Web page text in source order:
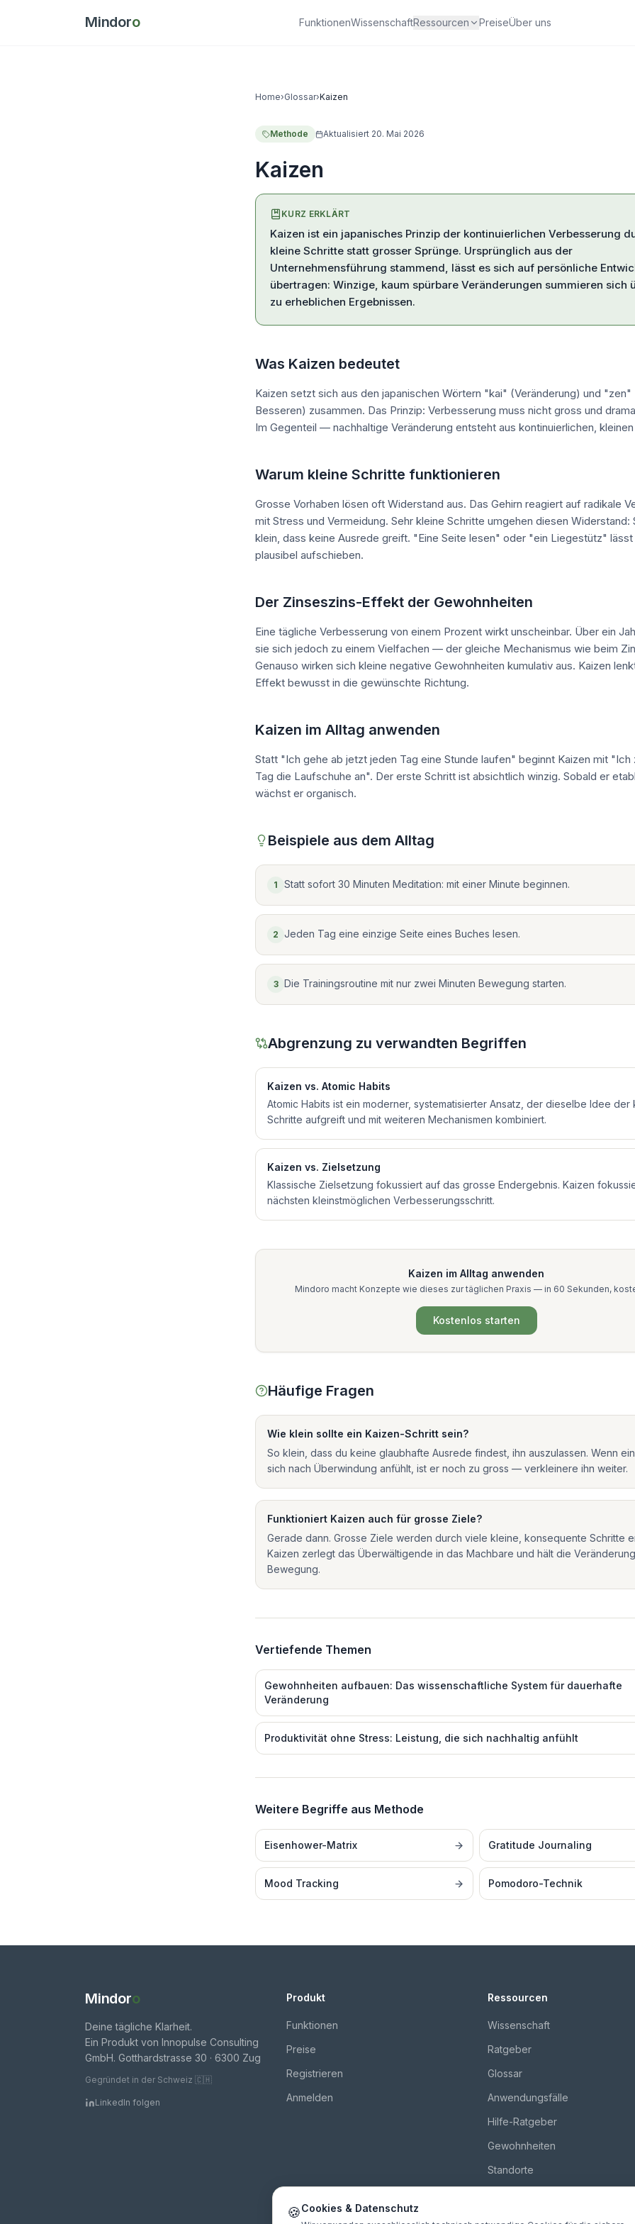
Mindoro FunktionenWissenschaftRessourcen PreiseÜber uns
Home›Glossar›Kaizen
Methode Aktualisiert 20. Mai 2026
Kaizen
KURZ ERKLÄRT
Kaizen ist ein japanisches Prinzip der kontinuierlichen Verbesserung
kleine Schritte statt grosser Sprünge. Ursprünglich aus der
Unternehmensführung stammend, lässt es sich auf persönliche
übertragen: Winzige, kaum spürbare Veränderungen summieren sich
zu erheblichen Ergebnissen.
Was Kaizen bedeutet
Kaizen setzt sich aus den japanischen Wörtern "kai" (Veränderung) und "zen"
Besseren) zusammen. Das Prinzip: Verbesserung muss nicht gross und
Im Gegenteil — nachhaltige Veränderung entsteht aus kontinuierlichen,
Warum kleine Schritte funktionieren
Grosse Vorhaben lösen oft Widerstand aus. Das Gehirn reagiert auf radikale
mit Stress und Vermeidung. Sehr kleine Schritte umgehen diesen Widerstand:
klein, dass keine Ausrede greift. "Eine Seite lesen" oder "ein Liegestütz"
plausibel aufschieben.
Der Zinseszins-Effekt der Gewohnheiten
Eine tägliche Verbesserung von einem Prozent wirkt unscheinbar. Über ein
sie sich jedoch zu einem Vielfachen — der gleiche Mechanismus wie beim
Genauso wirken sich kleine negative Gewohnheiten kumulativ aus. Kaizen
Effekt bewusst in die gewünschte Richtung.
Kaizen im Alltag anwenden
Statt "Ich gehe ab jetzt jeden Tag eine Stunde laufen" beginnt Kaizen mit "Ich
Tag die Laufschuhe an". Der erste Schritt ist absichtlich winzig. Sobald er
wächst er organisch.
Beispiele aus dem Alltag
1 Statt sofort 30 Minuten Meditation: mit einer Minute beginnen.
2 Jeden Tag eine einzige Seite eines Buches lesen.
3 Die Trainingsroutine mit nur zwei Minuten Bewegung starten.
Abgrenzung zu verwandten Begriffen
Kaizen vs. Atomic Habits
Atomic Habits ist ein moderner, systematisierter Ansatz, der dieselbe Idee der
Schritte aufgreift und mit weiteren Mechanismen kombiniert.
Kaizen vs. Zielsetzung
Klassische Zielsetzung fokussiert auf das grosse Endergebnis. Kaizen
nächsten kleinstmöglichen Verbesserungsschritt.
Kaizen im Alltag anwenden
Mindoro macht Konzepte wie dieses zur täglichen Praxis — in 60 Sekunden,
Kostenlos starten
Häufige Fragen
Wie klein sollte ein Kaizen-Schritt sein?
So klein, dass du keine glaubhafte Ausrede findest, ihn auszulassen. Wenn
sich nach Überwindung anfühlt, ist er noch zu gross — verkleinere ihn weiter.
Funktioniert Kaizen auch für grosse Ziele?
Gerade dann. Grosse Ziele werden durch viele kleine, konsequente Schritte
Kaizen zerlegt das Überwältigende in das Machbare und hält die
Bewegung.
Vertiefende Themen
Gewohnheiten aufbauen: Das wissenschaftliche System für dauerhafte
Veränderung
Produktivität ohne Stress: Leistung, die sich nachhaltig anfühlt
Weitere Begriffe aus Methode
Eisenhower-Matrix Gratitude Journaling
Mood Tracking Pomodoro-Technik
Mindoro
Deine tägliche Klarheit.
Ein Produkt von Innopulse Consulting
GmbH. Gotthardstrasse 30 · 6300 Zug
Gegründet in der Schweiz 🇨🇭
LinkedIn folgen
Produkt
Funktionen
Preise
Registrieren
Anmelden
Ressourcen
Wissenschaft
Ratgeber
Glossar
Anwendungsfälle
Hilfe-Ratgeber
Gewohnheiten
Standorte
🍪Cookies & Datenschutz